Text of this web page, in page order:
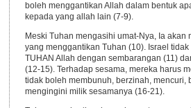
boleh menggantikan Allah dalam bentuk
kepada yang allah lain (7-9).
Meski Tuhan mengasihi umat-Nya, Ia akan
yang menggantikan Tuhan (10). Israel
TUHAN Allah dengan sembarangan (11)
(12-15). Terhadap sesama, mereka harus
tidak boleh membunuh, berzinah, mencuri,
mengingini milik sesamanya (16-21).